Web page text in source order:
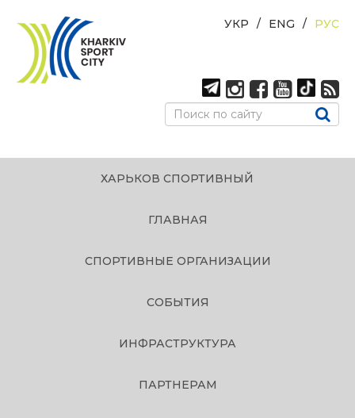
РУС
ENG
УКР
ХАРЬКОВ СПОРТИВНЫЙ
ГЛАВНАЯ
СПОРТИВНЫЕ ОРГАНИЗАЦИИ
СОБЫТИЯ
ИНФРАСТРУКТУРА
ПАРТНЕРАМ